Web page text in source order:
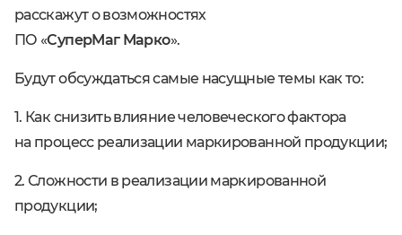
расскажут о возможностях
ПО «СуперМаг Марко».
Будут обсуждаться самые насущные темы как то:
1. Как снизить влияние человеческого фактора
на процесс реализации маркированной продукции;
2. Сложности в реализации маркированной
продукции;